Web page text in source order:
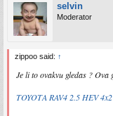
selvin
Moderator
zippoo said: ↑
Je li to ovakvu gledas ? Ova
TOYOTA RAV4 2.5 HEV